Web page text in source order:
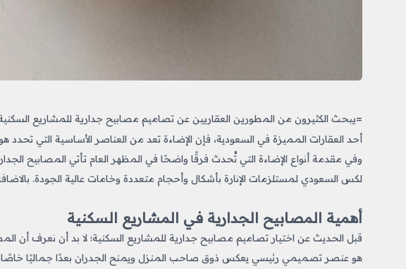
=يبحث الكثيرون من المطورين العقاريين عن تصاميم مصابيح جدارية للمشاريع
أحد العقارات المميزة في السعودية، فإن الإضاءة تعد من العناصر الأساسية التي تحدد
وفي مقدمة أنواع الإضاءة التي تُحدث فرقًا واضحًا في المظهر العام تأتي المصابيح
لكس السعودي لمستلزمات الإنارة بأشكال وأحجام متعددة وخامات عالية الجودة.
أهمية المصابيح الجدارية في المشاريع السكنية
قبل الحديث عن اختيار تصاميم مصابيح جدارية للمشاريع السكنية؛ لا بد أن نعرف
هو عنصر تصميمي رئيسي يعكس ذوق صاحب المنزل ويمنح الجدران بعدًا جماليًا